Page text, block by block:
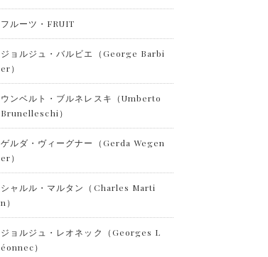
フルーツ・FRUIT
ジョルジュ・バルビエ（George Barbi
er）
ウンベルト・ブルネレスキ（Umberto
Brunelleschi）
ゲルダ・ヴィーグナー（Gerda Wegen
er）
シャルル・マルタン（Charles Marti
n）
ジョルジュ・レオネック（Georges L
éonnec）